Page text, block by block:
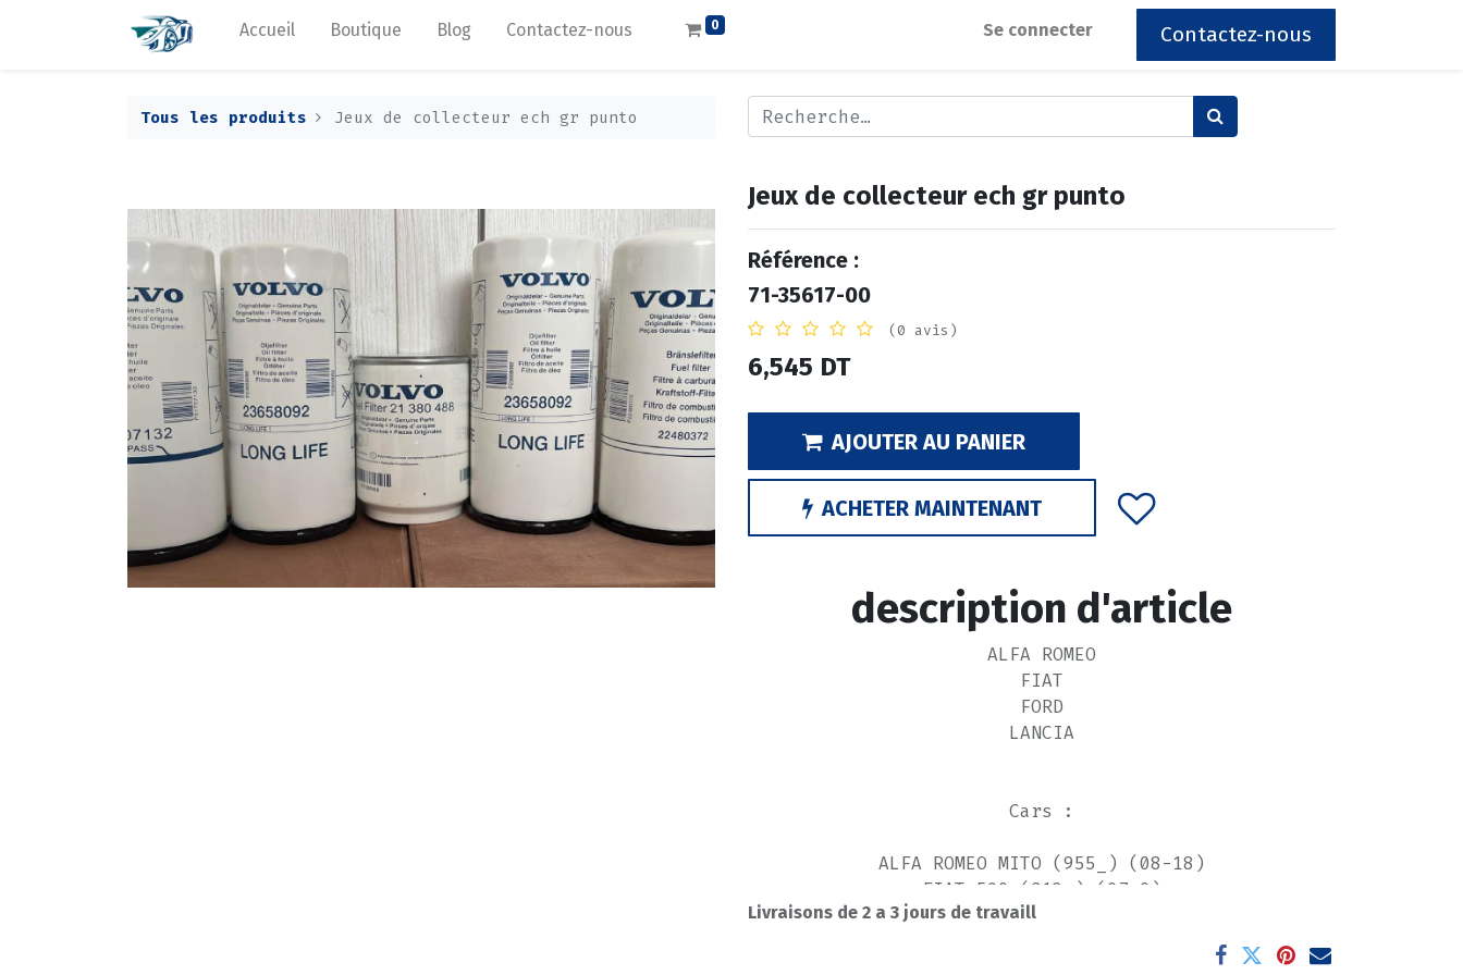
Accueil Boutique Blog Contactez-nous 0 Se connecter Contactez-nous
Tous les produits Jeux de collecteur ech gr punto
Jeux de collecteur ech gr punto
Référence :
71-35617-00
(0 avis)
6,545 DT
AJOUTER AU PANIER
ACHETER MAINTENANT
description d'article
ALFA ROMEO
FIAT
FORD
LANCIA
Cars :
ALFA ROMEO MITO (955_) (08-18)
FIAT 500 (312_) (07-0)
FIAT 500 C (312_) (09-0)
FIAT DOBLO Box Body/MPV (223_) (0-
Livraisons de 2 a 3 jours de travaill